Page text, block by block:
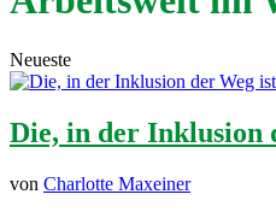
Neueste
Die, in der Inklusion
von Charlotte Maxeiner